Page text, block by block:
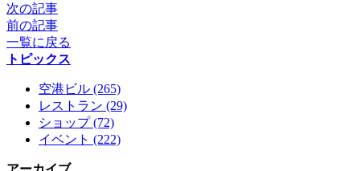
次の記事
前の記事
一覧に戻る
トピックス
空港ビル (265)
レストラン (29)
ショップ (72)
イベント (222)